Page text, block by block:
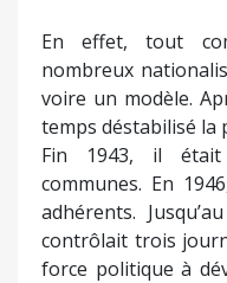
En effet, tout
nombreux
voire un modèle.
temps déstabilisé la
Fin 1943, il était
communes. En
adhérents.
contrôlait trois
force politique à